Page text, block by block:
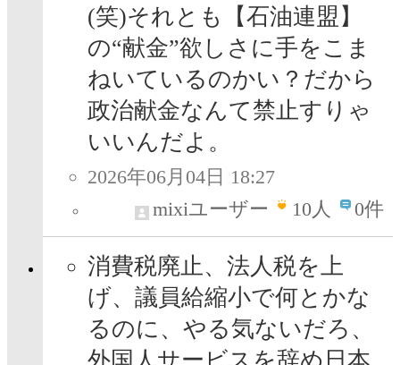
(笑)それとも【石油連盟】
の“献金”欲しさに手をこま
ねいているのかい？だから
政治献金なんて禁止すりゃ
いいんだよ。
2026年06月04日 18:27
mixiユーザー
10人 0件
消費税廃止、法人税を上
げ、議員給縮小で何とかな
るのに、やる気ないだろ、